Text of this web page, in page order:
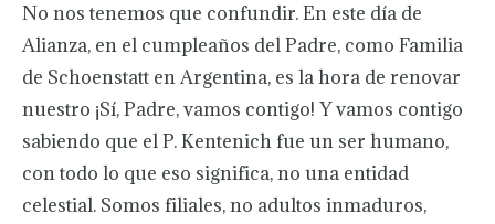
No nos tenemos que confundir. En este día de
Alianza, en el cumpleaños del Padre, como Familia
de Schoenstatt en Argentina, es la hora de renovar
nuestro ¡Sí, Padre, vamos contigo! Y vamos contigo
sabiendo que el P. Kentenich fue un ser humano,
con todo lo que eso significa, no una entidad
celestial. Somos filiales, no adultos inmaduros,